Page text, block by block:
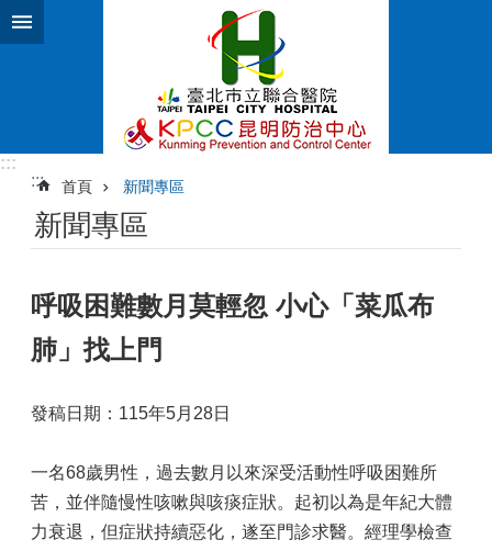
跳到主要內容區塊
:::
:::
首頁 新聞專區
新聞專區
呼吸困難數月莫輕忽 小心「菜瓜布
肺」找上門
發稿日期：115年5月28日
一名68歲男性，過去數月以來深受活動性呼吸困難所
苦，並伴隨慢性咳嗽與咳痰症狀。起初以為是年紀大體
力衰退，但症狀持續惡化，遂至門診求醫。經理學檢查